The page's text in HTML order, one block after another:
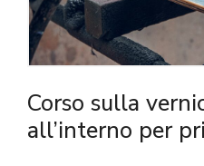
Corso sulla
all’interno per